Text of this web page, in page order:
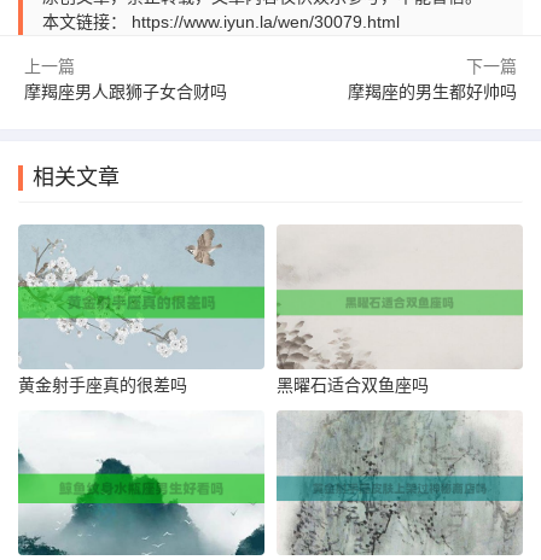
本文链接： https://www.iyun.la/wen/30079.html
上一篇
摩羯座男人跟狮子女合财吗
下一篇
摩羯座的男生都好帅吗
相关文章
黄金射手座真的很差吗 黑曜石适合双鱼座吗